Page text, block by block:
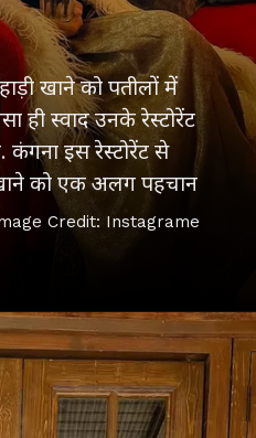
खाने को पतीलों में
ही स्वाद उनके रेस्टोरेंट
कंगना इस रेस्टोरेंट से
खाने को एक अलग पहचान
Credit: Instagrame